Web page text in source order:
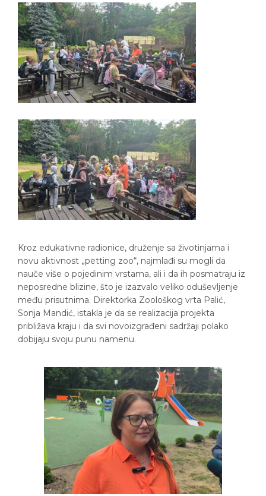
Kroz edukativne radionice, druženje sa životinjama i
novu aktivnost „petting zoo“, najmlađi su mogli da
nauče više o pojedinim vrstama, ali i da ih posmatraju iz
neposredne blizine, što je izazvalo veliko oduševljenje
među prisutnima. Direktorka Zoološkog vrta Palić,
Sonja Mandić, istakla je da se realizacija projekta
približava kraju i da svi novoizgrađeni sadržaji polako
dobijaju svoju punu namenu.